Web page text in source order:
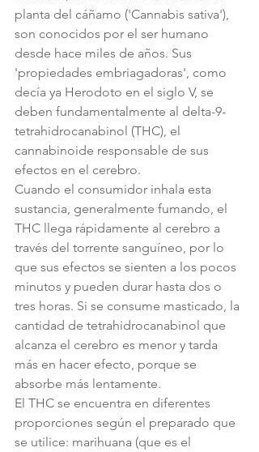
planta del cáñamo ('Cannabis sativa'),
son conocidos por el ser humano
desde hace miles de años. Sus
'propiedades embriagadoras', como
decía ya Herodoto en el siglo V, se
deben fundamentalmente al delta-9-
tetrahidrocanabinol (THC), el
cannabinoide responsable de sus
efectos en el cerebro.
Cuando el consumidor inhala esta
sustancia, generalmente fumando, el
THC llega rápidamente al cerebro a
través del torrente sanguíneo, por lo
que sus efectos se sienten a los pocos
minutos y pueden durar hasta dos o
tres horas. Si se consume masticado, la
cantidad de tetrahidrocanabinol que
alcanza el cerebro es menor y tarda
más en hacer efecto, porque se
absorbe más lentamente.
El THC se encuentra en diferentes
proporciones según el preparado que
se utilice: marihuana (que es el